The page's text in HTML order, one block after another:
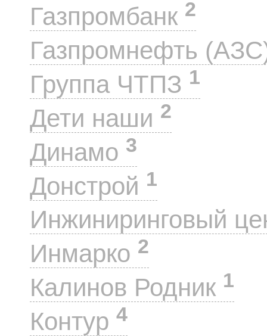
Газпромбанк 2
Газпромнефть
Группа ЧТПЗ 1
Дети наши 2
Динамо 3
Донстрой 1
Инжиниринговый
Инмарко 2
Калинов Родник 1
Контур 4